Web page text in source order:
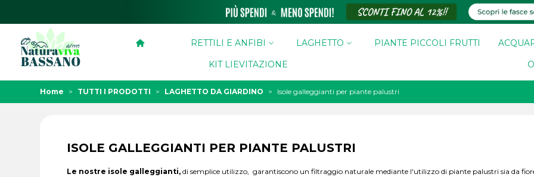
RETTILI E ANFIBI LAGHETTO PIANTE PICCOLI FRUTTI
KIT LIEVITAZIONE
Home > TUTTI I PRODOTTI > LAGHETTO DA GIARDINO > Isole galleggianti per piante palustri
ISOLE GALLEGGIANTI PER PIANTE PALUSTRI
Le nostre isole galleggianti, di semplice utilizzo, garantiscono un filtraggio naturale mediante l'utilizzo di piante palustri sia da